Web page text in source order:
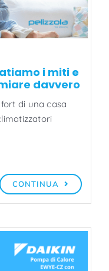
i miti e
davvero
di una casa
CONTINUA